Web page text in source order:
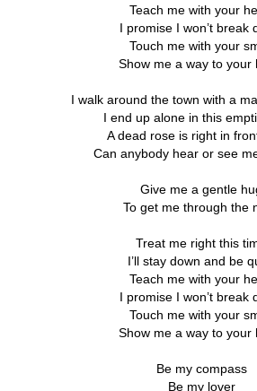
Teach me with your
I promise I won’t break
Touch me with your
Show me a way to your
I walk around the town with a
I end up alone in this
A dead rose is right in
Can anybody hear or see
Give me a gentle
To get me through the
Treat me right this
I’ll stay down and be
Teach me with your
I promise I won’t break
Touch me with your
Show me a way to your
Be my compass
Be my lover